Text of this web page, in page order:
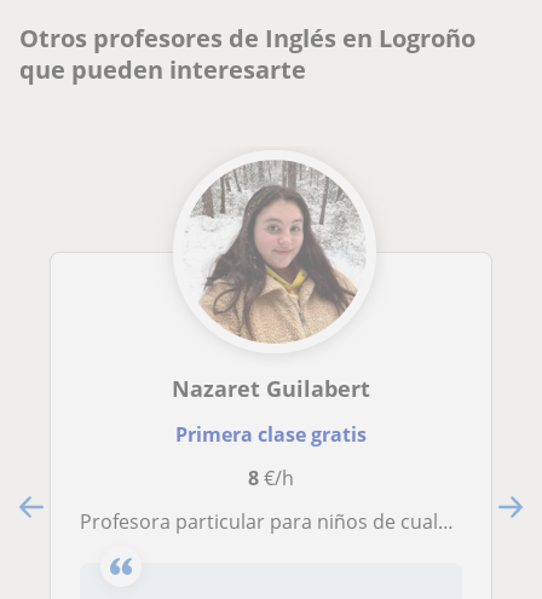
Otros profesores de Inglés en Logroño
que pueden interesarte
Nazaret Guilabert
Primera clase gratis
8€/h
Profesora particular para niños de cualquier edad hasta cuarto de la E.S.O